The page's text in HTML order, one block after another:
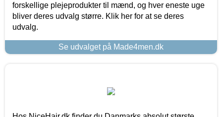
forskellige plejeprodukter til mænd, og hver eneste uge
bliver deres udvalg større. Klik her for at se deres
udvalg.
Se udvalget på Made4men.dk